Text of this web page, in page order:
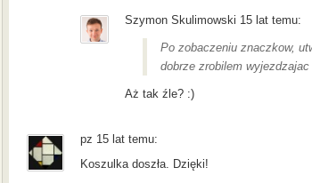
Szymon Skulimowski 15 lat temu:
Po zobaczeniu znaczkow,
dobrze zrobilem
Aż tak źle? :)
pz 15 lat temu:
Koszulka doszła. Dzięki!